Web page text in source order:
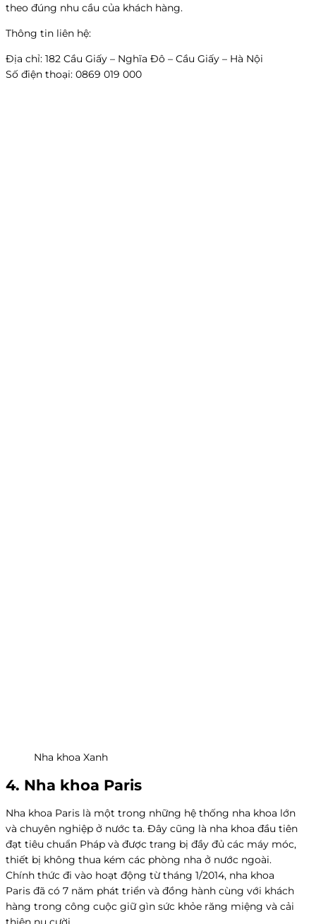
theo đúng nhu cầu của khách hàng.
Thông tin liên hệ:
Địa chỉ: 182 Cầu Giấy – Nghĩa Đô – Cầu Giấy – Hà Nội
Số điện thoại: 0869 019 000
Nha khoa Xanh
4. Nha khoa Paris
Nha khoa Paris là một trong những hệ thống nha khoa lớn
và chuyên nghiệp ở nước ta. Đây cũng là nha khoa đầu tiên
đạt tiêu chuẩn Pháp và được trang bị đầy đủ các máy móc,
thiết bị không thua kém các phòng nha ở nước ngoài.
Chính thức đi vào hoạt động từ tháng 1/2014, nha khoa
Paris đã có 7 năm phát triển và đồng hành cùng với khách
hàng trong công cuộc giữ gìn sức khỏe răng miệng và cải